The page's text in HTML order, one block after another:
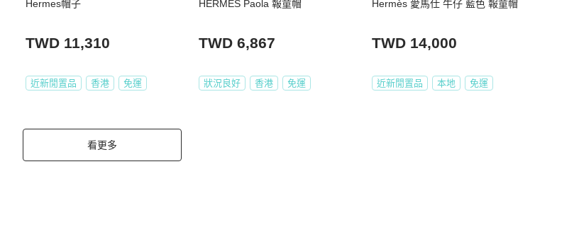
Hermes帽子
TWD 11,310
近新閒置品 香港 免運
HERMES Paola 報童帽
TWD 6,867
狀況良好 香港 免運
Hermès 愛馬仕 牛仔 藍色 報童帽
TWD 14,000
近新閒置品 本地 免運
看更多